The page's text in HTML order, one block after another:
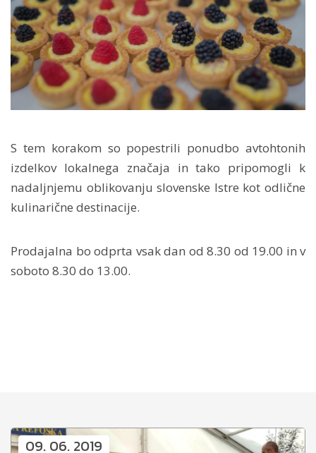
S tem korakom so popestrili ponudbo avtohtonih
izdelkov lokalnega značaja in tako pripomogli k
nadaljnjemu oblikovanju slovenske Istre kot odlične
kulinarične destinacije.
Prodajalna bo odprta vsak dan od 8.30 od 19.00 in v
soboto 8.30 do 13.00.
09. 06. 2019